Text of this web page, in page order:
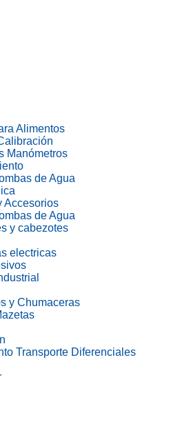
Alimentos
Manómetros
de Agua
Accesorios
de Agua
y cabezotes
electricas
y Chumaceras
Transporte Diferenciales